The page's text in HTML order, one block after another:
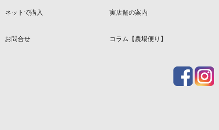
ネットで購入 実店舗の案内
お問合せ コラム【農場便り】